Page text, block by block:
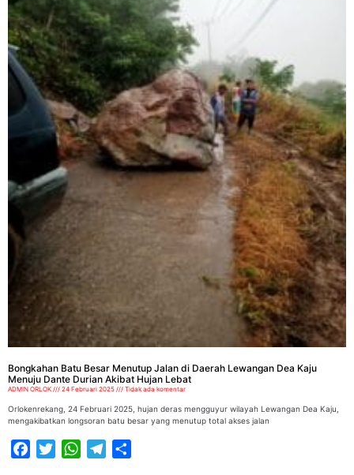
Bongkahan Batu Besar Menutup Jalan di Daerah Lewangan Dea Kaju
Menuju Dante Durian Akibat Hujan Lebat
ADMIN ORLOK 24 Februari 2025 Tidak ada komentar
Orlokenrekang, 24 Februari 2025, hujan deras mengguyur wilayah Lewangan Dea Kaju,
mengakibatkan longsoran batu besar yang menutup total akses jalan
FacebookTwitterWhatsAppTelegram